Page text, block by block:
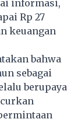
informasi,
Rp 27
keuangan
bahwa
sebagai
berupaya